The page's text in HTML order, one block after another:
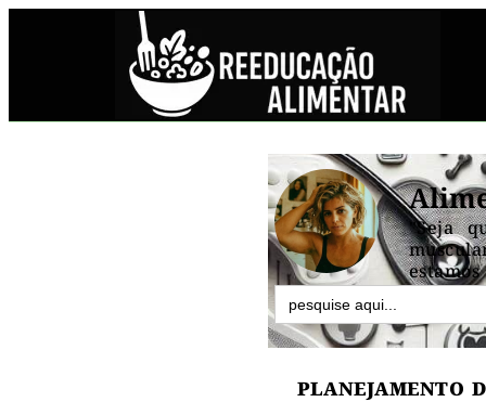
"Seja
Search
for:
PLANEJAMENTO